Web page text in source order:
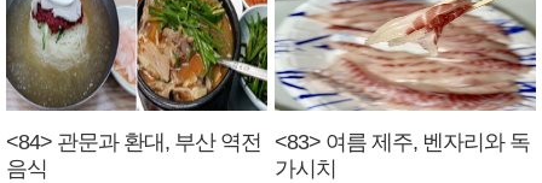
<84> 관문과 환대, 부산 역전
음식
<83> 여름 제주, 벤자리와 독
가시치